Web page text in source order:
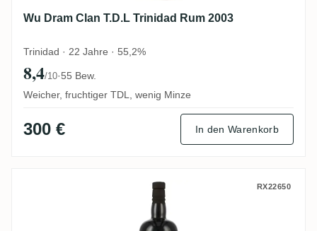
Wu Dram Clan T.D.L Trinidad Rum 2003
Trinidad · 22 Jahre · 55,2%
8,4/10·55 Bew.
Weicher, fruchtiger TDL, wenig Minze
300 € In den Warenkorb
New Yarmouth Flensburg Rum Company
RX22650